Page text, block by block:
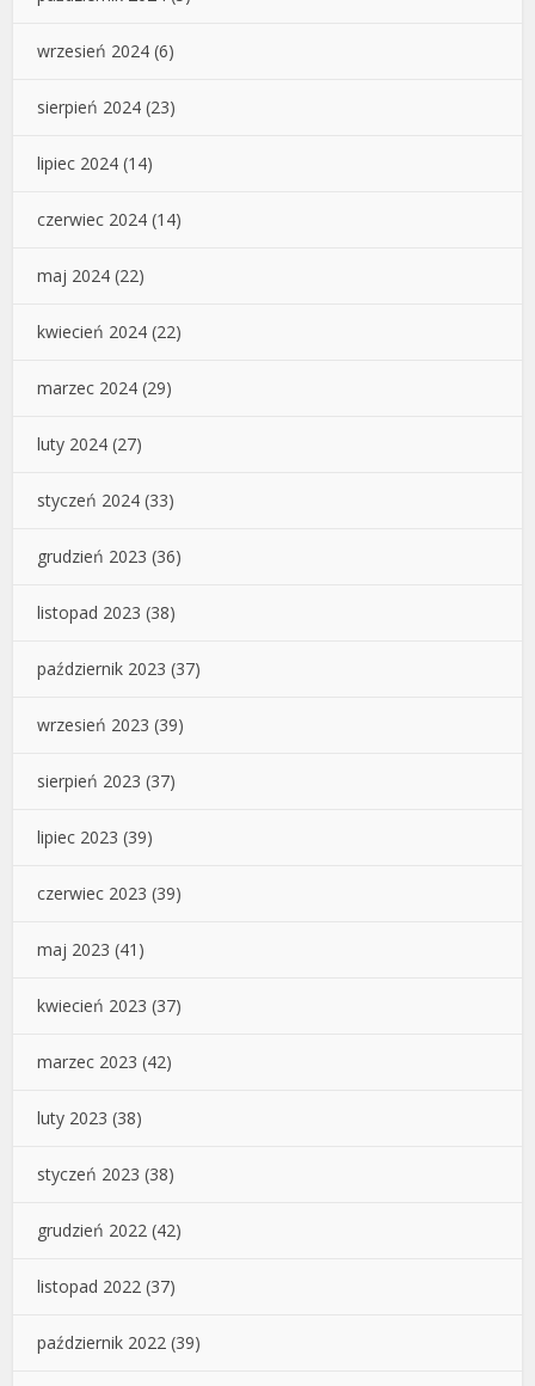
wrzesień 2024 (6)
sierpień 2024 (23)
lipiec 2024 (14)
czerwiec 2024 (14)
maj 2024 (22)
kwiecień 2024 (22)
marzec 2024 (29)
luty 2024 (27)
styczeń 2024 (33)
grudzień 2023 (36)
listopad 2023 (38)
październik 2023 (37)
wrzesień 2023 (39)
sierpień 2023 (37)
lipiec 2023 (39)
czerwiec 2023 (39)
maj 2023 (41)
kwiecień 2023 (37)
marzec 2023 (42)
luty 2023 (38)
styczeń 2023 (38)
grudzień 2022 (42)
listopad 2022 (37)
październik 2022 (39)